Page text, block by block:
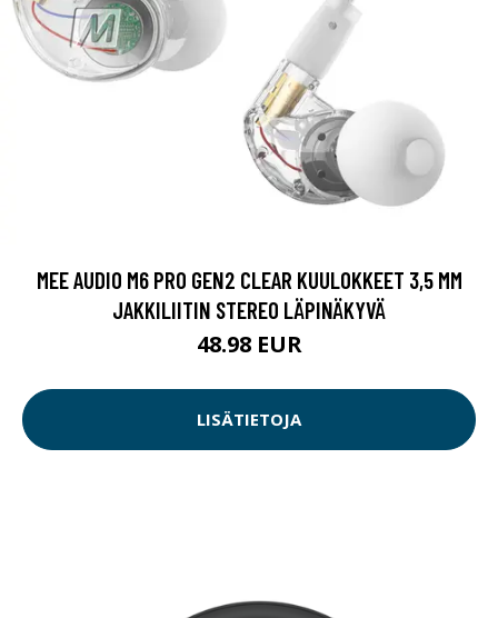
MEE AUDIO M6 PRO GEN2 CLEAR KUULOKKEET 3,5 MM
JAKKILIITIN STEREO LÄPINÄKYVÄ
48.98 EUR
LISÄTIETOJA